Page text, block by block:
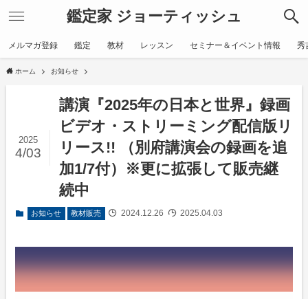
鑑定家 ジョーティッシュ
メルマガ登録 鑑定 教材 レッスン セミナー＆イベント情報 秀
ホーム お知らせ
講演『2025年の日本と世界』録画
ビデオ・ストリーミング配信版リ
リース!! （別府講演会の録画を追
加1/7付）※更に拡張して販売継
続中
2025
4/03
お知らせ 教材販売 2024.12.26 2025.04.03